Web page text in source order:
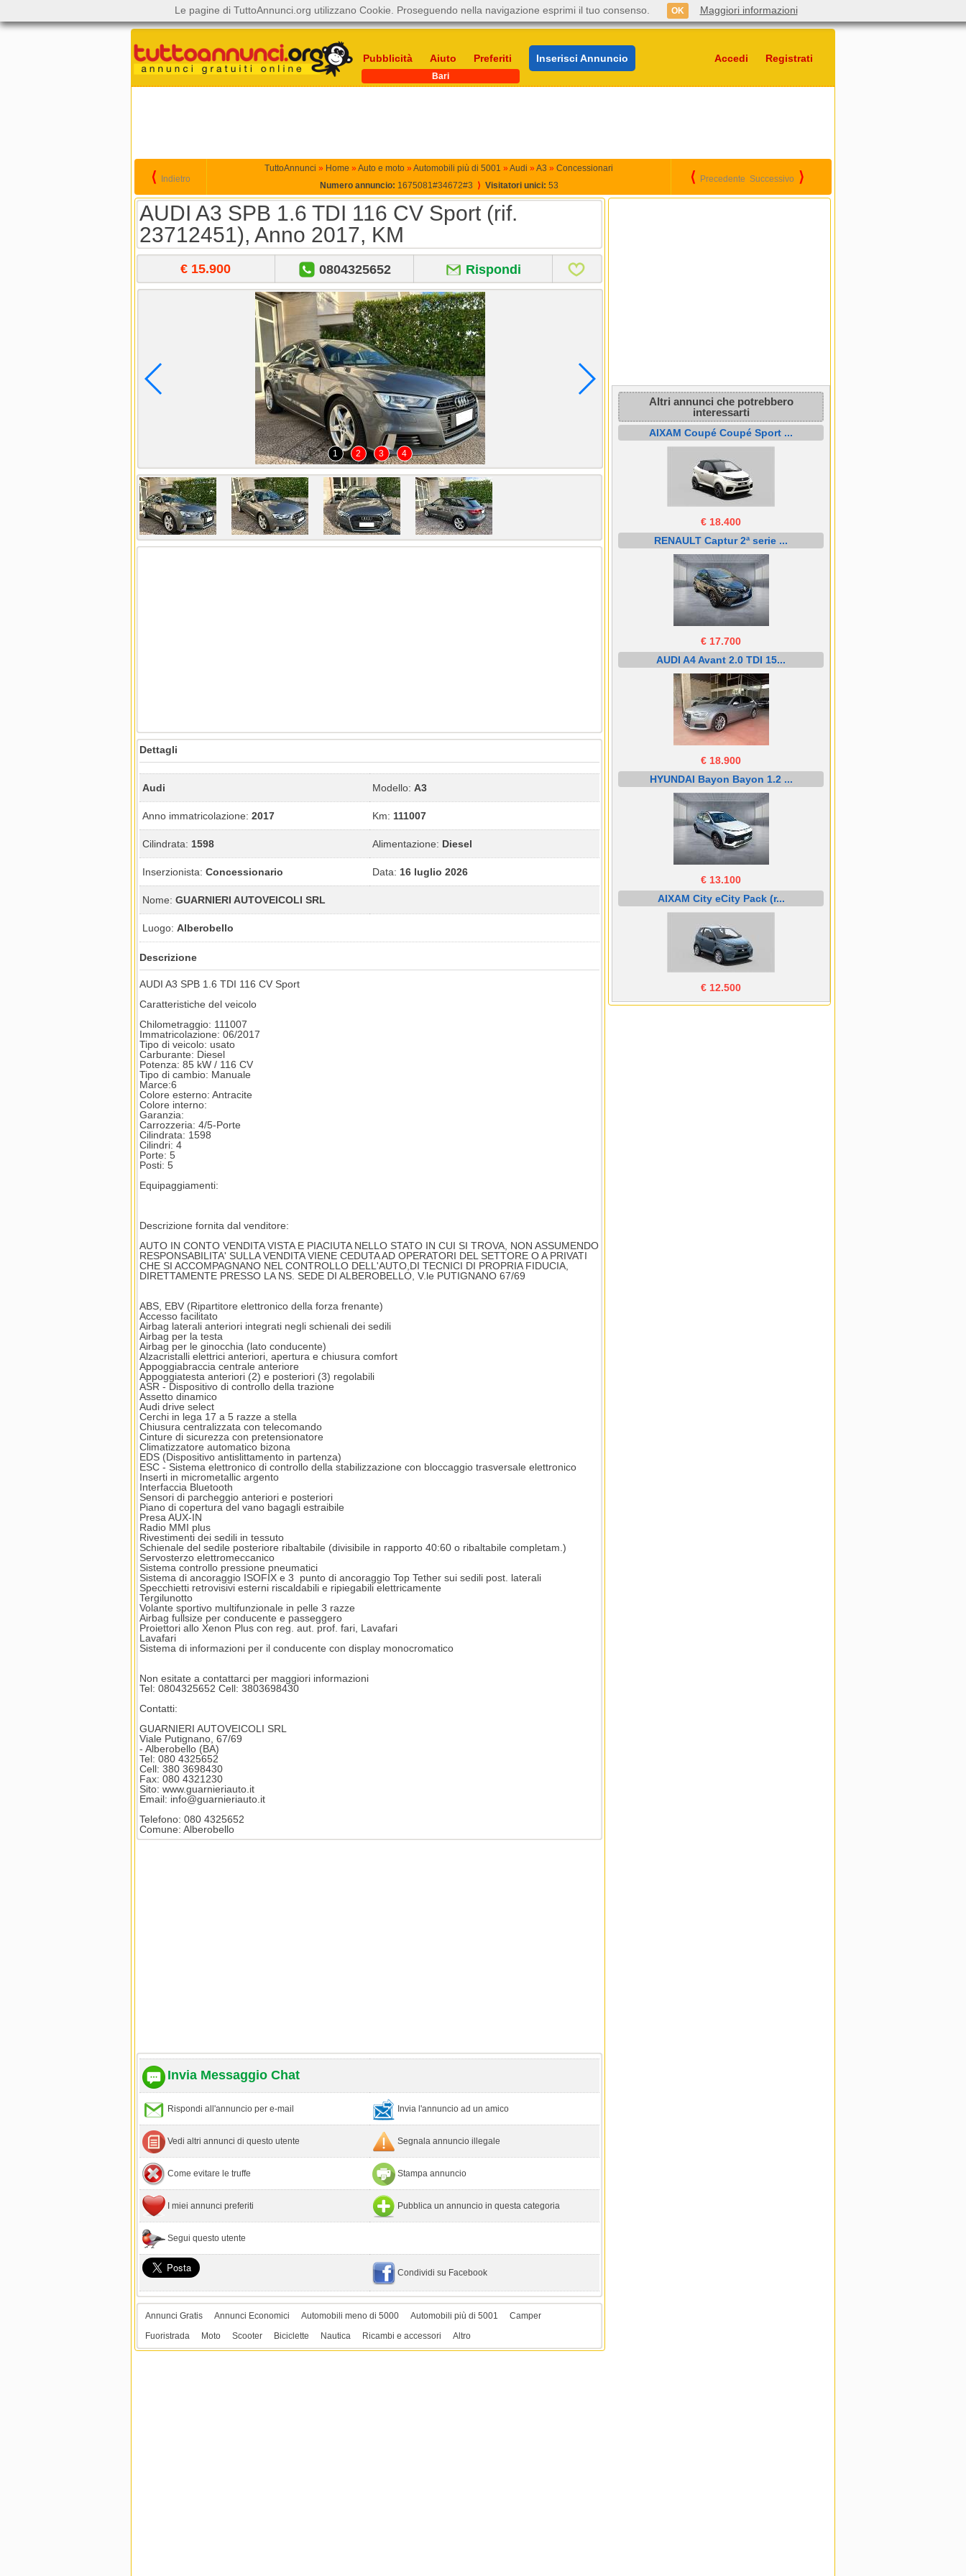
Pubblicità Aiuto Preferiti Inserisci Annuncio Accedi Registrati
Bari
⟨ Indietro
TuttoAnnunci » Home » Auto e moto » Automobili più di 5001 » Audi » A3 » Concessionari
Numero annuncio: 1675081#34672#3 ⟩ Visitatori unici: 53
⟨ Precedente Successivo ⟩
AUDI A3 SPB 1.6 TDI 116 CV Sport (rif.
23712451), Anno 2017, KM
€ 15.900 0804325652 Rispondi
1 2 3 4
Dettagli
Audi Modello: A3
Anno immatricolazione: 2017 Km: 111007
Cilindrata: 1598 Alimentazione: Diesel
Inserzionista: Concessionario Data: 16 luglio 2026
Nome: GUARNIERI AUTOVEICOLI SRL
Luogo: Alberobello
Descrizione
AUDI A3 SPB 1.6 TDI 116 CV Sport
Caratteristiche del veicolo
Chilometraggio: 111007
Immatricolazione: 06/2017
Tipo di veicolo: usato
Carburante: Diesel
Potenza: 85 kW / 116 CV
Tipo di cambio: Manuale
Marce:6
Colore esterno: Antracite
Colore interno:
Garanzia:
Carrozzeria: 4/5-Porte
Cilindrata: 1598
Cilindri: 4
Porte: 5
Posti: 5
Equipaggiamenti:
Descrizione fornita dal venditore:
AUTO IN CONTO VENDITA VISTA E PIACIUTA NELLO STATO IN CUI SI TROVA, NON ASSUMENDO
RESPONSABILITA' SULLA VENDITA VIENE CEDUTA AD OPERATORI DEL SETTORE O A PRIVATI
CHE SI ACCOMPAGNANO NEL CONTROLLO DELL'AUTO,DI TECNICI DI PROPRIA FIDUCIA,
DIRETTAMENTE PRESSO LA NS. SEDE DI ALBEROBELLO, V.le PUTIGNANO 67/69
ABS, EBV (Ripartitore elettronico della forza frenante)
Accesso facilitato
Airbag laterali anteriori integrati negli schienali dei sedili
Airbag per la testa
Airbag per le ginocchia (lato conducente)
Alzacristalli elettrici anteriori, apertura e chiusura comfort
Appoggiabraccia centrale anteriore
Appoggiatesta anteriori (2) e posteriori (3) regolabili
ASR - Dispositivo di controllo della trazione
Assetto dinamico
Audi drive select
Cerchi in lega 17 a 5 razze a stella
Chiusura centralizzata con telecomando
Cinture di sicurezza con pretensionatore
Climatizzatore automatico bizona
EDS (Dispositivo antislittamento in partenza)
ESC - Sistema elettronico di controllo della stabilizzazione con bloccaggio trasversale elettronico
Inserti in micrometallic argento
Interfaccia Bluetooth
Sensori di parcheggio anteriori e posteriori
Piano di copertura del vano bagagli estraibile
Presa AUX-IN
Radio MMI plus
Rivestimenti dei sedili in tessuto
Schienale del sedile posteriore ribaltabile (divisibile in rapporto 40:60 o ribaltabile completam.)
Servosterzo elettromeccanico
Sistema controllo pressione pneumatici
Sistema di ancoraggio ISOFIX e 3 punto di ancoraggio Top Tether sui sedili post. laterali
Specchietti retrovisivi esterni riscaldabili e ripiegabili elettricamente
Tergilunotto
Volante sportivo multifunzionale in pelle 3 razze
Airbag fullsize per conducente e passeggero
Proiettori allo Xenon Plus con reg. aut. prof. fari, Lavafari
Lavafari
Sistema di informazioni per il conducente con display monocromatico
Non esitate a contattarci per maggiori informazioni
Tel: 0804325652 Cell: 3803698430
Contatti:
GUARNIERI AUTOVEICOLI SRL
Viale Putignano, 67/69
- Alberobello (BA)
Tel: 080 4325652
Cell: 380 3698430
Fax: 080 4321230
Sito: www.guarnieriauto.it
Email: info@guarnieriauto.it
Telefono: 080 4325652
Comune: Alberobello
Invia Messaggio Chat
Rispondi all'annuncio per e-mail Invia l'annuncio ad un amico
Vedi altri annunci di questo utente Segnala annuncio illegale
Come evitare le truffe Stampa annuncio
I miei annunci preferiti Pubblica un annuncio in questa categoria
Segui questo utente
Condividi su Facebook
Annunci Gratis Annunci Economici Automobili meno di 5000 Automobili più di 5001
Camper
Fuoristrada
Moto Scooter Biciclette Nautica Ricambi e accessori Altro
Altri annunci che potrebbero
interessarti
AIXAM Coupé Coupé Sport ...
€ 18.400
RENAULT Captur 2ª serie ...
€ 17.700
AUDI A4 Avant 2.0 TDI 15...
€ 18.900
HYUNDAI Bayon Bayon 1.2 ...
€ 13.100
AIXAM City eCity Pack (r...
€ 12.500
Le pagine di TuttoAnnunci.org utilizzano Cookie. Proseguendo nella navigazione esprimi il tuo consenso. OK Maggiori informazioni